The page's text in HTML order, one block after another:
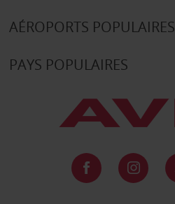
AÉROPORTS POPULAIRES
PAYS POPULAIRES